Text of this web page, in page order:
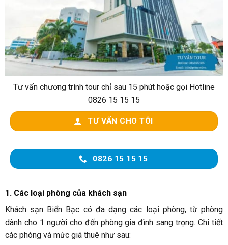
Tư vấn chương trình tour chỉ sau 15 phút hoặc gọi Hotline
0826 15 15 15
TƯ VẤN CHO TÔI
0826 15 15 15
1. Các loại phòng của khách sạn
Khách sạn Biển Bạc có đa dạng các loại phòng, từ phòng
dành cho 1 người cho đến phòng gia đình sang trọng. Chi tiết
các phòng và mức giá thuê như sau: